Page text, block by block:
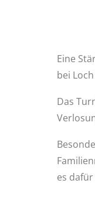
Eine
bei
Das
es